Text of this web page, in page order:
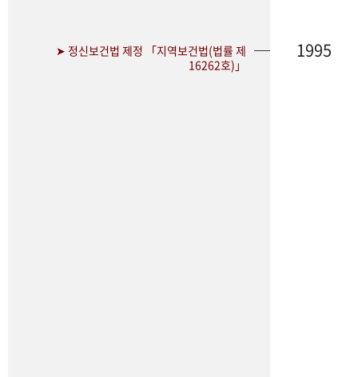
➤ 정신보건법 제정 「지역보건법(법률 제
16262호)」
1995